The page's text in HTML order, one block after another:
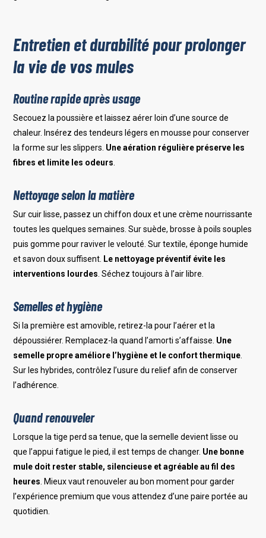
Entretien et durabilité pour prolonger
la vie de vos mules
Routine rapide après usage
Secouez la poussière et laissez aérer loin d’une source de
chaleur. Insérez des tendeurs légers en mousse pour conserver
la forme sur les slippers. Une aération régulière préserve les
fibres et limite les odeurs
Nettoyage selon la matière
Sur cuir lisse, passez un chiffon doux et une crème nourrissante
toutes les quelques semaines. Sur suède, brosse à poils souples
puis gomme pour raviver le velouté. Sur textile, éponge humide
et savon doux suffisent. Le nettoyage préventif évite les
interventions lourdes . Séchez toujours à l’air libre.
Semelles et hygiène
Si la première est amovible, retirez-la pour l’aérer et la
dépoussiérer. Remplacez-la quand l’amorti s’affaisse. Une
semelle propre améliore l’hygiène et le confort thermique
Sur les hybrides, contrôlez l’usure du relief afin de conserver
l’adhérence.
Quand renouveler
Lorsque la tige perd sa tenue, que la semelle devient lisse ou
que l’appui fatigue le pied, il est temps de changer. Une bonne
mule doit rester stable, silencieuse et agréable au fil des
heures . Mieux vaut renouveler au bon moment pour garder
l’expérience premium que vous attendez d’une paire portée au
quotidien.